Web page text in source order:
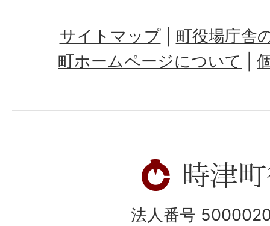
サイトマップ
町役場庁舎
町ホームページについて
法人番号